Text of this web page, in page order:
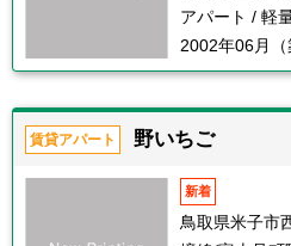
アパート / 軽
2002年06月（
賃貸アパート 野いちご
新着
鳥取県米子市